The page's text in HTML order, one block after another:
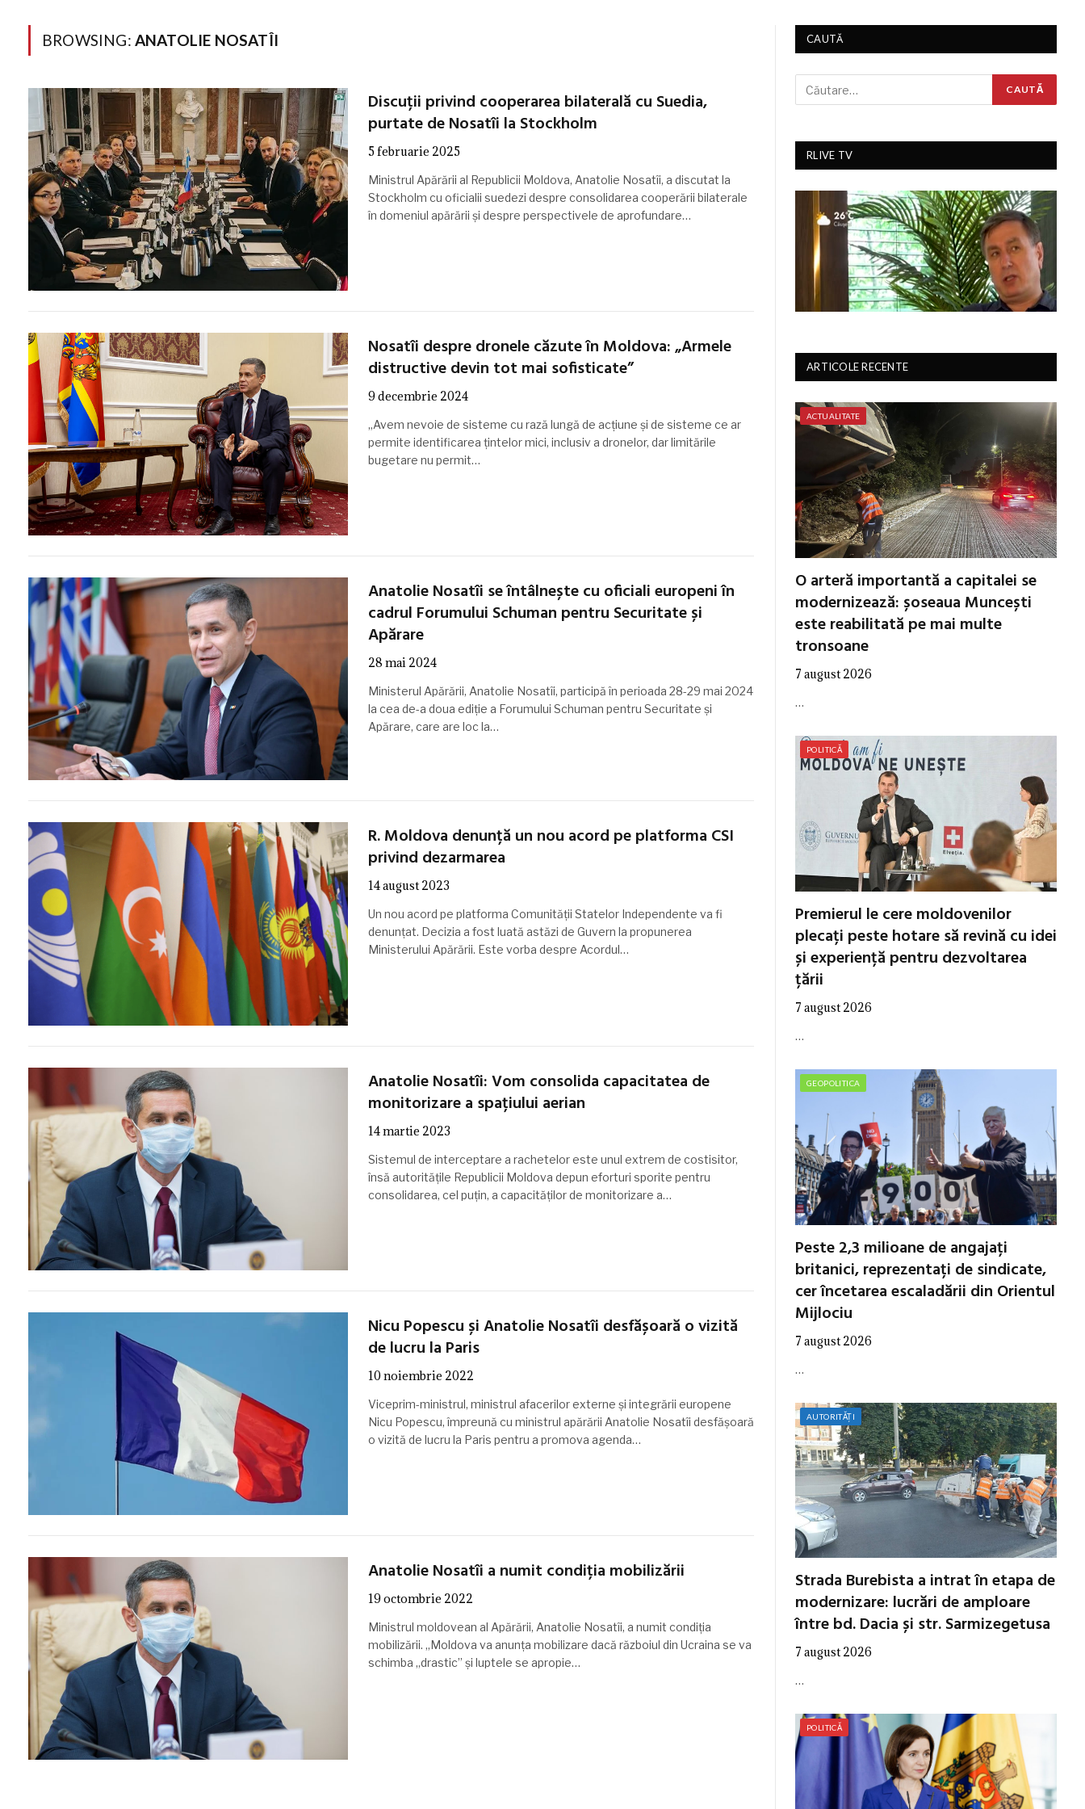
BROWSING: ANATOLIE NOSATÎI
Discuții privind cooperarea bilaterală cu Suedia,
purtate de Nosatîi la Stockholm
5 februarie 2025
Ministrul Apărării al Republicii Moldova, Anatolie Nosatîi, a discutat la
Stockholm cu oficialii suedezi despre consolidarea cooperării bilaterale
în domeniul apărării și despre perspectivele de aprofundare…
Nosatîi despre dronele căzute în Moldova: „Armele
distructive devin tot mai sofisticate”
9 decembrie 2024
„Avem nevoie de sisteme cu rază lungă de acțiune și de sisteme ce ar
permite identificarea țintelor mici, inclusiv a dronelor, dar limitările
bugetare nu permit…
Anatolie Nosatîi se întâlnește cu oficiali europeni în
cadrul Forumului Schuman pentru Securitate și
Apărare
28 mai 2024
Ministerul Apărării, Anatolie Nosatîi, participă în perioada 28-29 mai 2024
la cea de-a doua ediție a Forumului Schuman pentru Securitate și
Apărare, care are loc la…
R. Moldova denunță un nou acord pe platforma CSI
privind dezarmarea
14 august 2023
Un nou acord pe platforma Comunității Statelor Independente va fi
denunțat. Decizia a fost luată astăzi de Guvern la propunerea
Ministerului Apărării. Este vorba despre Acordul…
Anatolie Nosatîi: Vom consolida capacitatea de
monitorizare a spațiului aerian
14 martie 2023
Sistemul de interceptare a rachetelor este unul extrem de costisitor,
însă autoritățile Republicii Moldova depun eforturi sporite pentru
consolidarea, cel puțin, a capacităților de monitorizare a…
Nicu Popescu și Anatolie Nosatîi desfășoară o vizită
de lucru la Paris
10 noiembrie 2022
Viceprim-ministrul, ministrul afacerilor externe și integrării europene
Nicu Popescu, împreună cu ministrul apărării Anatolie Nosatîi desfășoară
o vizită de lucru la Paris pentru a promova agenda…
Anatolie Nosatîi a numit condiția mobilizării
19 octombrie 2022
Ministrul moldovean al Apărării, Anatolie Nosatîi, a numit condiția
mobilizării. „Moldova va anunța mobilizare dacă războiul din Ucraina se va
schimba „drastic” și luptele se apropie…
CAUTĂ
RLIVE TV
ARTICOLE RECENTE
ACTUALITATE
O arteră importantă a capitalei se
modernizează: șoseaua Muncești
este reabilitată pe mai multe
tronsoane
7 august 2026
…
POLITICĂ
Premierul le cere moldovenilor
plecați peste hotare să revină cu idei
și experiență pentru dezvoltarea
țării
7 august 2026
…
GEOPOLITICA
Peste 2,3 milioane de angajați
britanici, reprezentați de sindicate,
cer încetarea escaladării din Orientul
Mijlociu
7 august 2026
…
AUTORITĂȚI
Strada Burebista a intrat în etapa de
modernizare: lucrări de amploare
între bd. Dacia și str. Sarmizegetusa
7 august 2026
…
POLITICĂ